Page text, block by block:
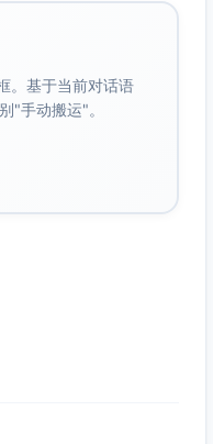
。基于当前对话语
"手动搬运"。